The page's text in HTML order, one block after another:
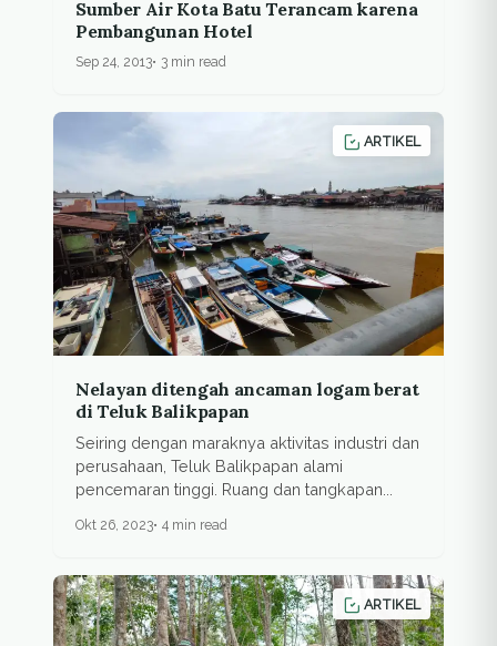
Sumber Air Kota Batu Terancam karena
Pembangunan Hotel
Sep 24, 2013 3 min read
ARTIKEL
Nelayan ditengah ancaman logam berat
di Teluk Balikpapan
Seiring dengan maraknya aktivitas industri dan
perusahaan, Teluk Balikpapan alami
pencemaran tinggi. Ruang dan tangkapan...
Okt 26, 2023 4 min read
ARTIKEL